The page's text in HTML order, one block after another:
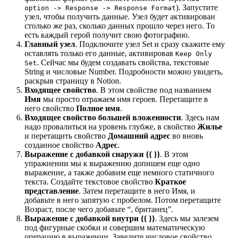
option -> Response -> Response Format). Запустите
узел, чтобы получить данные. Узел будет активирован
столько же раз, сколько данных прошло через него. То
есть каждый герой получит свою фотографию.
Главный узел. Подключите узел Set и сразу скажите ему
оставлять только его данные, активировав Keep Only
Set. Сейчас мы будем создавать свойства, текстовые
String и числовые Number. Подробности можно увидеть,
раскрыв страницу в Notion.
Входящее свойство. В этом свойстве под названием
Имя мы просто отражаем имя героев. Перетащите в
него свойство Полное имя.
Входящее свойство большей вложенности. Здесь нам
надо провалиться на уровень глубже, в свойство Жилье
и перетащить свойство Домашний адрес во вновь
созданное свойство Адрес.
Выражение с добавкой снаружи {{ }}. В этом
упражнении мы к выражению допишем еще одно
выражение, а также добавим еще немного статичного
текста. Создайте текстовое свойство Краткое
представление. Затем перетащите в него Имя, и
добавьте в него запятую с пробелом. Потом перетащите
Возраст, после чего добавьте “, британец”.
Выражение с добавкой внутри {{ }}. Здесь мы залезем
под фигурные скобки и совершим математическую